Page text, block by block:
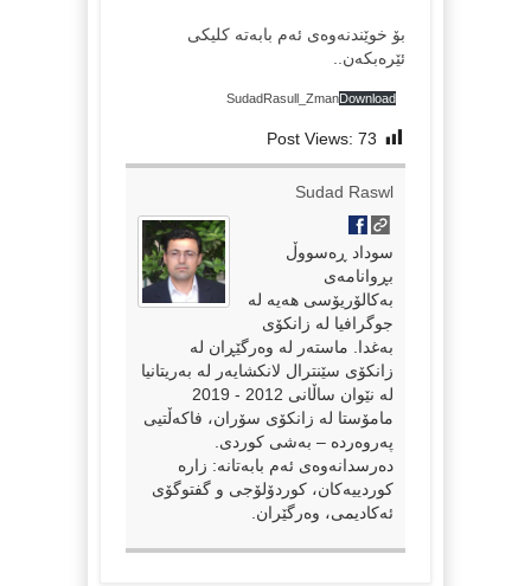
بۆ خوێندنەوەی ئەم بابەتە کلیکی
ئێرەبکەن..
SudadRasull_ZmanDownload
Post Views: 73
Sudad Raswl
سوداد ڕەسووڵ
بڕوانامەی
بەکالۆریۆسی هەیە لە
جوگرافیا لە زانکۆی
بەغدا. ماستەر لە وەرگێڕان لە
زانکۆی سێنترال لانکشایەر لە بەریتانیا
لە نێوان ساڵانی 2012 - 2019
مامۆستا لە زانکۆی سۆران، فاکەڵتیی
پەروەردە – بەشی کوردی.
دەرسدانەوەی ئەم بابەتانە: زارە
کوردییەکان، کوردۆلۆجی و گفتوگۆی
ئەکادیمی، وەرگێران.